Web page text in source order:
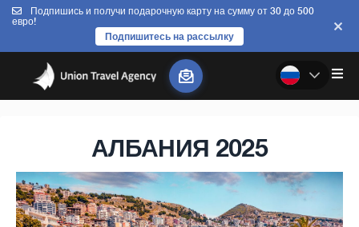
Подпишись и получи подарочную карту на сумму от 30 до 500
евро!
Подпишитесь на рассылку
АЛБАНИЯ 2025